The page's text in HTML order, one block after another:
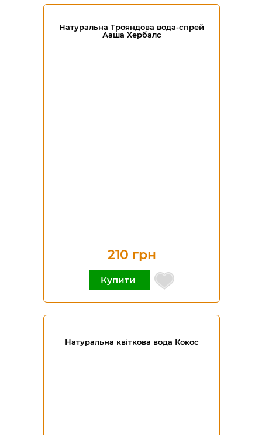
Натуральна Трояндова вода-спрей
Ааша Хербалс
210 грн
Купити
Натуральна квіткова вода Кокос